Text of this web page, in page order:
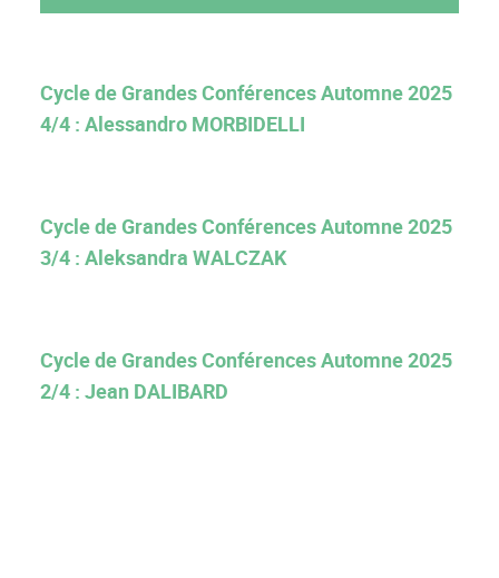
Cycle de Grandes Conférences Automne 2025
4/4 : Alessandro MORBIDELLI
Cycle de Grandes Conférences Automne 2025
3/4 : Aleksandra WALCZAK
Cycle de Grandes Conférences Automne 2025
2/4 : Jean DALIBARD